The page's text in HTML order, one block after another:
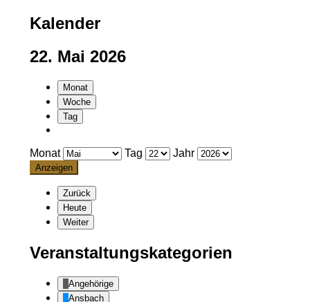
Kalender
22. Mai 2026
Monat
Woche
Tag
Monat Tag Jahr
Zurück
Heute
Weiter
Veranstaltungskategorien
Angehörige
Ansbach